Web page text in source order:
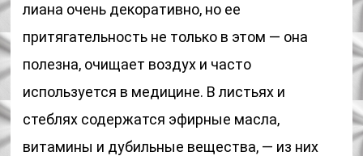
лиана очень декоративно, но ее
притягательность не только в этом — она
полезна, очищает воздух и часто
используется в медицине. В листьях и
стеблях содержатся эфирные масла,
витамины и дубильные вещества, — из них